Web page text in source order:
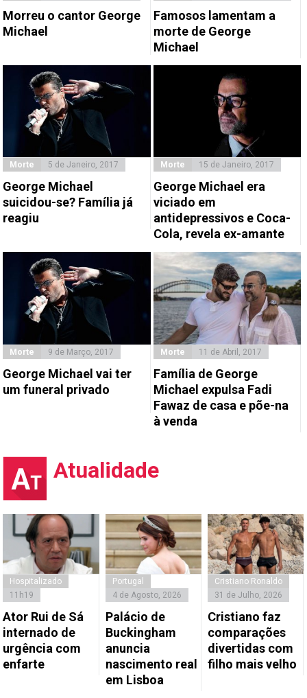
Morreu o cantor George
Michael
Famosos lamentam a
morte de George
Michael
Morte 5 de Janeiro, 2017
George Michael
suicidou-se? Família já
reagiu
Morte 15 de Janeiro, 2017
George Michael era
viciado em
antidepressivos e Coca-
Cola, revela ex-amante
Morte 9 de Março, 2017
George Michael vai ter
um funeral privado
Morte 11 de Abril, 2017
Família de George
Michael expulsa Fadi
Fawaz de casa e põe-na
à venda
Atualidade
Hospitalizado
11h19
Ator Rui de Sá
internado de
urgência com
enfarte
Portugal
4 de Agosto, 2026
Palácio de
Buckingham
anuncia
nascimento real
em Lisboa
Cristiano Ronaldo
31 de Julho, 2026
Cristiano faz
comparações
divertidas com
filho mais velho